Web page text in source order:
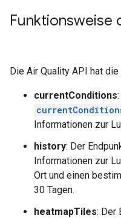
Funktionsweise
Die Air Quality API hat
currentConditions
Informationen zur
history: Der
Informationen zur
Ort und einen
30 Tagen.
heatmapTiles: Der